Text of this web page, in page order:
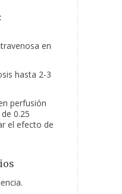
en
hasta 2-3
perfusión
0.25
el efecto de